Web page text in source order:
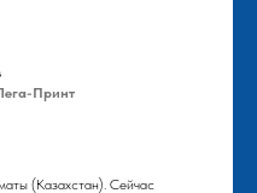
Принт
(Казахстан). Сейчас